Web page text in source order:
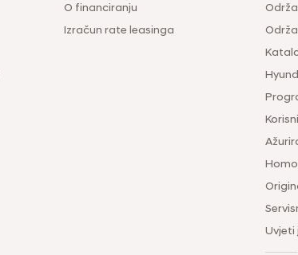
O financiranju
Izračun rate leasinga
Uvjeti